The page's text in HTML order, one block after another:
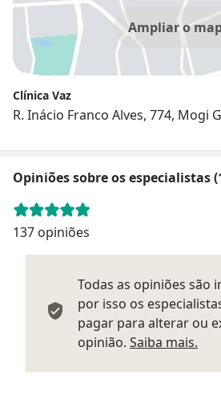
Ampliar o
Clínica Vaz
R. Inácio Franco Alves, 774, Mogi
Opiniões sobre os especialistas
137 opiniões
Todas as opiniões são
por isso os
pagar para alterar ou
opinião. Saiba mais.